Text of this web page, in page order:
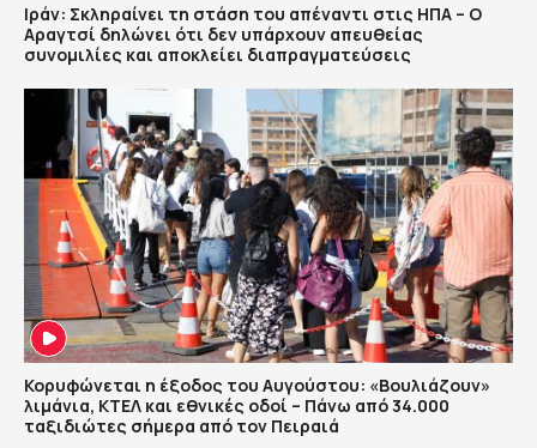
Ιράν: Σκληραίνει τη στάση του απέναντι στις ΗΠΑ – Ο
Αραγτσί δηλώνει ότι δεν υπάρχουν απευθείας
συνομιλίες και αποκλείει διαπραγματεύσεις
Κορυφώνεται η έξοδος του Αυγούστου: «Βουλιάζουν»
λιμάνια, ΚΤΕΛ και εθνικές οδοί – Πάνω από 34.000
ταξιδιώτες σήμερα από τον Πειραιά